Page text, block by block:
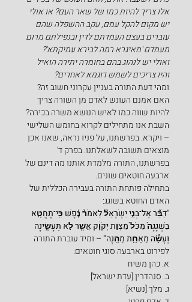
אלו צריך להיות כמו של שאר העם? או אולי
יש מקום להקל עמם, עקב ההשפלה שהם
עוברים בעצם העמדתם לדין ובנפילתם מרום
מעמדם 'מאיגרא רמה לבירא עמיקתא'?
ואולי יש לנהוג בהם בחומרה יתירה הואיל
והיו צריכים לשמש דוגמא לאחרים?
ומהי דעת התורה בעניין עקרוני חשוב זה?
האם אמנם העונש לאדם מן השורה צריך
להיות שווה כמו לאיש הנושא משרה בכירה?
השבת אנו מתחילים לקרוא בחומש השלישי
– ויקרא. בפרשתנו, על פניו נראה, שאנו אכן
מוצאים תשובה לשאלתנו. בפרק ד'
בפרשתנו, התורה מלמדת אותנו מה דינם של
ארבעה חוטאים שונים.
בתחילה פותחת התורה בעבירה הכללית של
האדם החוטא בשוגג:
"דַּבֵּ֞ר אֶל־בְּנֵ֣י יִשְׂרָאֵל֘ לֵאמֹר֒ נֶ֗פֶשׁ כִּֽי־תֶחֱטָ֤א
בִשְׁגָגָה֙ מִכֹּל֙ מִצְוֹ֣ת יְקֹוָ֔ק אֲשֶׁ֖ר לֹ֣א תֵעָשֶׂ֑ינָה
וְעָשָׂ֕ה מֵאַחַ֖ת מֵהֵֽנָּה" – ומיד עוברת התורה
לפירוט בארבעה סוגי חוטאים:
א. כהן משיח
ב. סנהדרין [עדת ישראל]
ג. מלך [נשיא]